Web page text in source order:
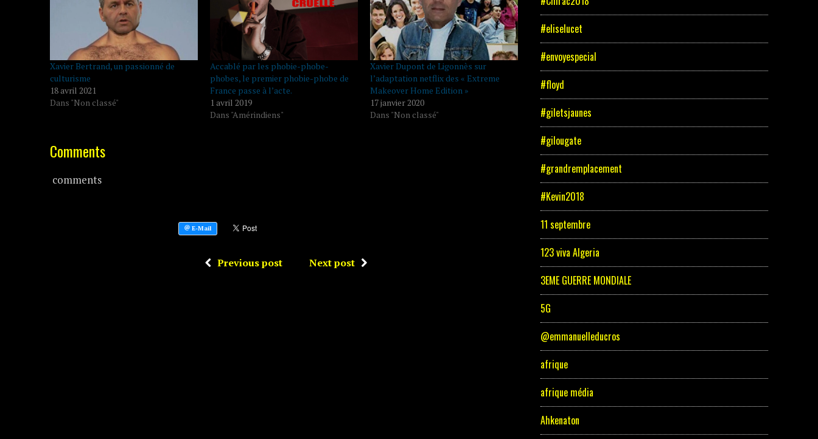
Xavier Bertrand, un passionné de
culturisme
18 avril 2021
Dans "Non classé"
Accablé par les phobie-phobe-
phobes, le premier phobie-phobe de
France passe à l’acte.
1 avril 2019
Dans "Amérindiens"
Xavier Dupont de Ligonnès sur
l’adaptation netflix des « Extreme
Makeover Home Edition »
17 janvier 2020
Dans "Non classé"
Comments
comments
Previous post Next post
#eliselucet
#envoyespecial
#floyd
#giletsjaunes
#gilougate
#grandremplacement
#Kevin2018
11 septembre
123 viva Algeria
3EME GUERRE MONDIALE
5G
@emmanuelleducros
afrique
afrique média
Ahkenaton